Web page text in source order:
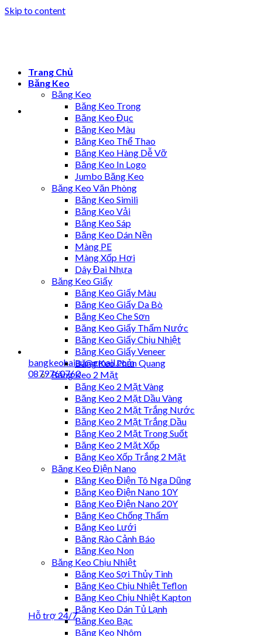
Skip to content
bangkeohaiau@gmail.com
0879760760
Hỗ trợ 24/7
Trang Chủ
Băng Keo
Băng Keo
Băng Keo Trong
Băng Keo Đục
Băng Keo Màu
Băng Keo Thể Thao
Băng Keo Hàng Dễ Vỡ
Băng Keo In Logo
Jumbo Băng Keo
Băng Keo Văn Phòng
Băng Keo Simili
Băng Keo Vải
Băng Keo Sáp
Băng Keo Dán Nền
Màng PE
Màng Xốp Hơi
Dây Đai Nhựa
Băng Keo Giấy
Băng Keo Giấy Màu
Băng Keo Giấy Da Bò
Băng Keo Che Sơn
Băng Keo Giấy Thấm Nước
Băng Keo Giấy Chịu Nhiệt
Băng Keo Giấy Veneer
Băng Keo Phản Quang
Băng Keo 2 Mặt
Băng Keo 2 Mặt Vàng
Băng Keo 2 Mặt Dầu Vàng
Băng Keo 2 Mặt Trắng Nước
Băng Keo 2 Mặt Trắng Dầu
Băng Keo 2 Mặt Trong Suốt
Băng Keo 2 Mặt Xốp
Băng Keo Xốp Trắng 2 Mặt
Băng Keo Điện Nano
Băng Keo Điện Tô Nga Dũng
Băng Keo Điện Nano 10Y
Băng Keo Điện Nano 20Y
Băng Keo Chống Thấm
Băng Keo Lưới
Băng Rào Cảnh Báo
Băng Keo Non
Băng Keo Chịu Nhiệt
Băng Keo Sợi Thủy Tinh
Băng Keo Chịu Nhiệt Teflon
Băng Keo Chịu Nhiệt Kapton
Băng Keo Dán Tủ Lạnh
Băng Keo Bạc
Băng Keo Nhôm